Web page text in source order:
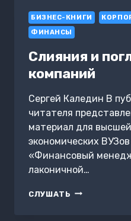
БИЗНЕС-КНИГИ
ФИНАНСЫ
Слияния и
компаний
Сергей Каледин В
читателя
материал для
экономических
«Финансовый
лаконичной…
СЛУШАТЬ СЛИЯНИЯ